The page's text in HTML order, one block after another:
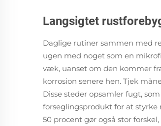
Langsigtet
Daglige rutiner sammen med
ugen med noget som en
væk, uanset om den kommer
korrosion senere hen. Tjek
Disse steder opsamler fugt,
forseglingsprodukt for at
50 procent gør også stor